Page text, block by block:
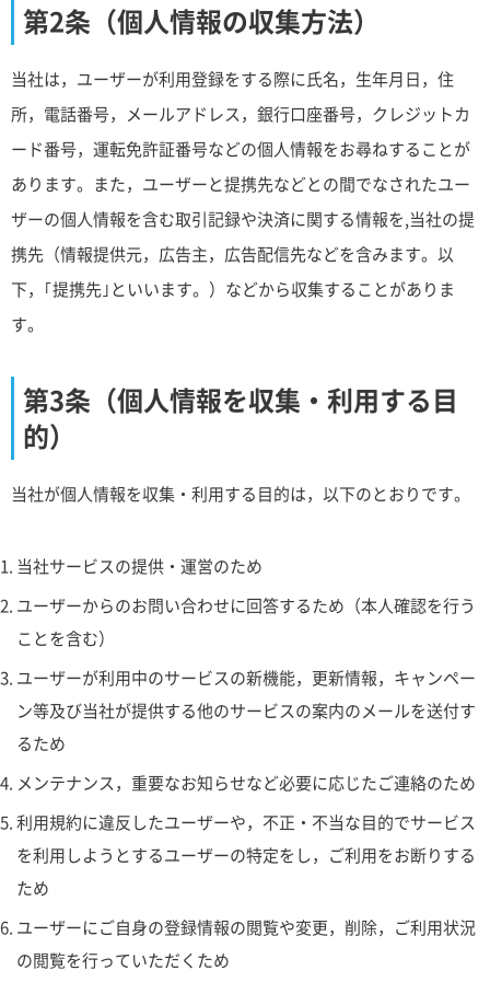
第2条（個人情報の収集方法）
当社は，ユーザーが利用登録をする際に氏名，生年月日，住
所，電話番号，メールアドレス，銀行口座番号，クレジットカ
ード番号，運転免許証番号などの個人情報をお尋ねすることが
あります。また，ユーザーと提携先などとの間でなされたユー
ザーの個人情報を含む取引記録や決済に関する情報を,当社の提
携先（情報提供元，広告主，広告配信先などを含みます。以
下，｢提携先｣といいます。）などから収集することがありま
す。
第3条（個人情報を収集・利用する目
的）
当社が個人情報を収集・利用する目的は，以下のとおりです。
当社サービスの提供・運営のため
ユーザーからのお問い合わせに回答するため（本人確認を行う
ことを含む）
ユーザーが利用中のサービスの新機能，更新情報，キャンペー
ン等及び当社が提供する他のサービスの案内のメールを送付す
るため
メンテナンス，重要なお知らせなど必要に応じたご連絡のため
利用規約に違反したユーザーや，不正・不当な目的でサービス
を利用しようとするユーザーの特定をし，ご利用をお断りする
ため
ユーザーにご自身の登録情報の閲覧や変更，削除，ご利用状況
の閲覧を行っていただくため